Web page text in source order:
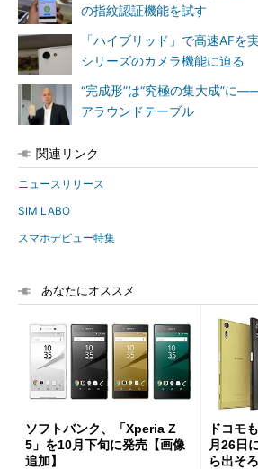
の指紋認証機能を試す
「ハイブリッド」で高速AFを
シリーズのカメラ機能に迫る
“完成形”は“究極の集大成”に
アラウンドテーブル
関連リンク
ニュースリリース
SIM LABO
スマホデビュー特集
あなたにオススメ
ソフトバンク、「Xperia Z
5」を10月下旬に発売【画像
追加】
ドコモ
月26日
ら出そ